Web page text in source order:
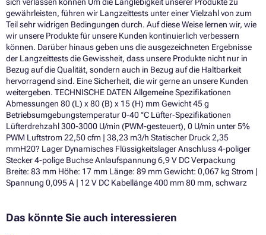
gewährleisten, führen wir Langzeittests unter einer Vielzahl von zum
Teil sehr widrigen Bedingungen durch. Auf diese Weise lernen wir, wie
wir unsere Produkte für unsere Kunden kontinuierlich verbessern
können. Darüber hinaus geben uns die ausgezeichneten Ergebnisse
der Langzeittests die Gewissheit, dass unsere Produkte nicht nur in
Bezug auf die Qualität, sondern auch in Bezug auf die Haltbarkeit
hervorragend sind. Eine Sicherheit, die wir gerne an unsere Kunden
weitergeben. TECHNISCHE DATEN Allgemeine Spezifikationen
Abmessungen 80 (L) x 80 (B) x 15 (H) mm Gewicht 45 g
Betriebsumgebungstemperatur 0-40 °C Lüfter-Spezifikationen
Lüfterdrehzahl 300-3000 U/min (PWM-gesteuert), 0 U/min unter 5%
PWM Luftstrom 22,50 cfm | 38,23 m3/h Statischer Druck 2,35
mmH20? Lager Dynamisches Flüssigkeitslager Anschluss 4-poliger
Stecker 4-polige Buchse Anlaufspannung 6,9 V DC Verpackung
Breite: 83 mm Höhe: 17 mm Länge: 89 mm Gewicht: 0,067 kg Strom |
Spannung 0,095 A | 12 V DC Kabellänge 400 mm 80 mm, schwarz
Das könnte Sie auch interessieren